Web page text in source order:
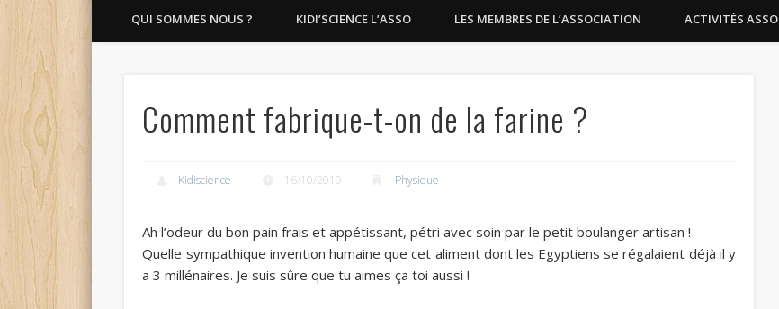
QUI SOMMES NOUS ? KIDI’SCIENCE L’ASSO LES MEMBRES DE L’ASSOCIATION ACTIVITÉS ASSO
Comment fabrique-t-on de la farine ?
Kidiscience 16/10/2019 Physique
Ah l’odeur du bon pain frais et appétissant, pétri avec soin par le petit boulanger artisan !
Quelle sympathique invention humaine que cet aliment dont les Egyptiens se régalaient déjà il y
a 3 millénaires. Je suis sûre que tu aimes ça toi aussi !